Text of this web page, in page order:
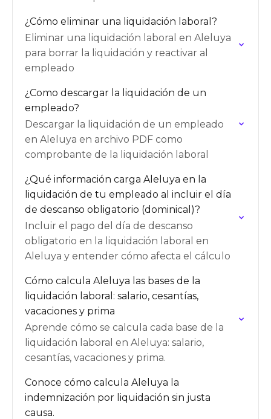
¿Cómo eliminar una liquidación laboral?
Eliminar una liquidación laboral en Aleluya
para borrar la liquidación y reactivar al
empleado
¿Como descargar la liquidación de un
empleado?
Descargar la liquidación de un empleado
en Aleluya en archivo PDF como
comprobante de la liquidación laboral
¿Qué información carga Aleluya en la
liquidación de tu empleado al incluir el día
de descanso obligatorio (dominical)?
Incluir el pago del día de descanso
obligatorio en la liquidación laboral en
Aleluya y entender cómo afecta el cálculo
Cómo calcula Aleluya las bases de la
liquidación laboral: salario, cesantías,
vacaciones y prima
Aprende cómo se calcula cada base de la
liquidación laboral en Aleluya: salario,
cesantías, vacaciones y prima.
Conoce cómo calcula Aleluya la
indemnización por liquidación sin justa
causa.